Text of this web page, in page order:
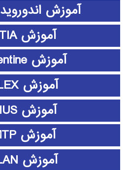
آموزش اندوروید android
آموزش CATIA
آموزش clementine
آموزش CPLEX
آموزش EDIUS
آموزش EMTP
آموزش ePLAN